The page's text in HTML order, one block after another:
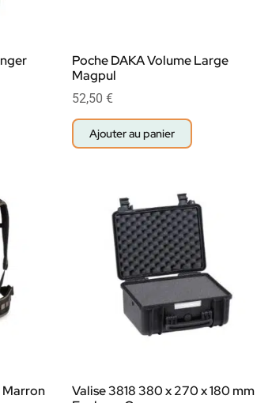
Poche DAKA Volume Large
Magpul
52,50€
Ajouter au panier
Marron
Valise 3818 380 x 270 x 180 mm